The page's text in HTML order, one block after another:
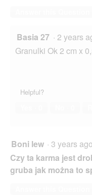
Basia 27 · 2 years
Granulki Ok 2 cm x
Helpful?
Boni lew · 3 years ago
Czy ta karma jest
gruba jak można to